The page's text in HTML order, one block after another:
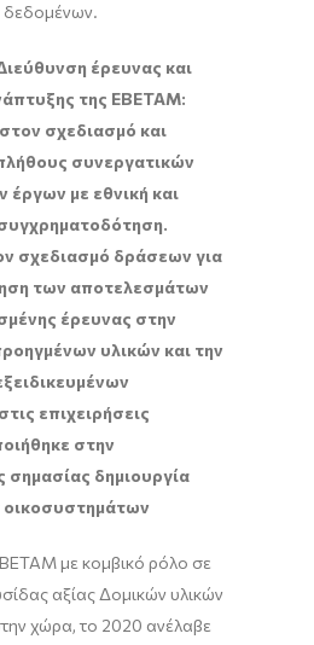
έρευνας και
της ΕΒΕΤΑΜ:
σχεδιασμό και
συνεργατικών
έργων με εθνική και
σχεδιασμό δράσεων για
των αποτελεσμάτων
έρευνας στην
υλικών και την
επιχειρήσεις
στην
σημασίας δημιουργία
οικοσυστημάτων
με κομβικό ρόλο σε
αξίας Δομικών υλικών
χώρα, το 2020 ανέλαβε